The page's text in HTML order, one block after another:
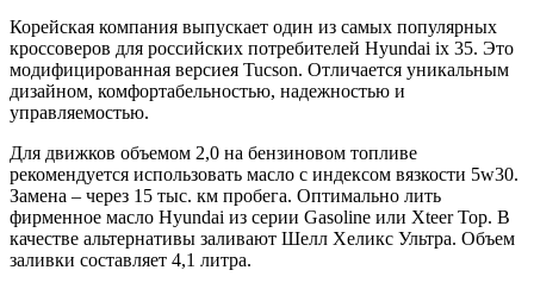
Корейская компания выпускает один из самых популярных
кроссоверов для российских потребителей Hyundai ix 35. Это
модифицированная версиея Tucson. Отличается уникальным
дизайном, комфортабельностью, надежностью и
управляемостью.
Для движков объемом 2,0 на бензиновом топливе
рекомендуется использовать масло с индексом вязкости 5w30.
Замена – через 15 тыс. км пробега. Оптимально лить
фирменное масло Hyundai из серии Gasoline или Xteer Top. В
качестве альтернативы заливают Шелл Хеликс Ультра. Объем
заливки составляет 4,1 литра.